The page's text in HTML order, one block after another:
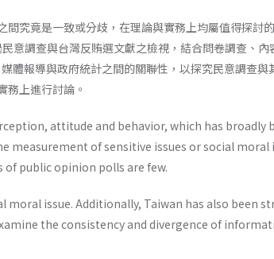
究竟是一致或分歧，在理論與實務上均屬值得探討
意調查與台灣反賄選文獻之檢視，結合問卷調查、
報導與政府統計之間的關聯性，以探究民意調查與
務上進行討論。
attitude and behavior, which has broadly
measurement of sensitive issues or social moral
public opinion polls are few.
moral issue. Additionally, Taiwan has also been
the consistency and divergence of